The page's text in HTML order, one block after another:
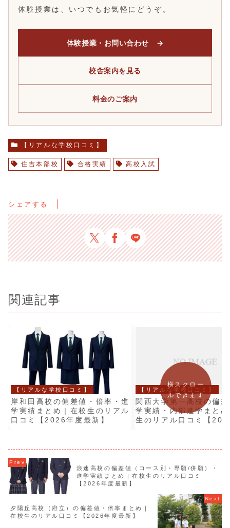
体験授業は、いつでもお気軽にどうぞ。
体験授業・お問い合わせ →
校舎案内を見る
料金のご案内
【リアルな学校口コミ】
住吉本部校 合格実績 高校入試
シェアする
関連記事
【リアルな学校口コミ】
岸和田高校の偏差値・倍率・進
学実績まとめ｜在校生のリアル
口コミ【2026年度最新】
【リアルな学校口コミ】
関西大学第一高校の偏
学実績・内部進学まと
生のリアル口コミ【
横スクロー
ルできます
浪速高校の偏差値（コース別・専願/併願）・
進学実績まとめ｜在校生のリアル口コミ
【2026年度最新】
夕陽丘高校（府立）の偏差値・倍率まとめ｜
在校生のリアル口コミ【2026年度最新】